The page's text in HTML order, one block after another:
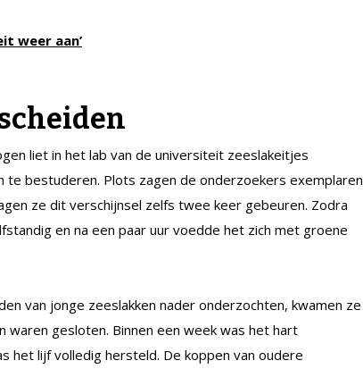
weer aan’
liet in het lab van de universiteit zeeslakeitjes
te bestuderen. Plots zagen de onderzoekers exemplaren
ze dit verschijnsel zelfs twee keer gebeuren. Zodra
en na een paar uur voedde het zich met groene
van jonge zeeslakken nader onderzochten, kwamen ze
waren gesloten. Binnen een week was het hart
het lijf volledig hersteld. De koppen van oudere